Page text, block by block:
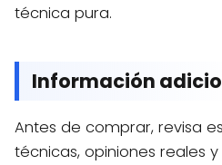
técnica pura.
Información
Antes de comprar, revisa
técnicas, opiniones reales